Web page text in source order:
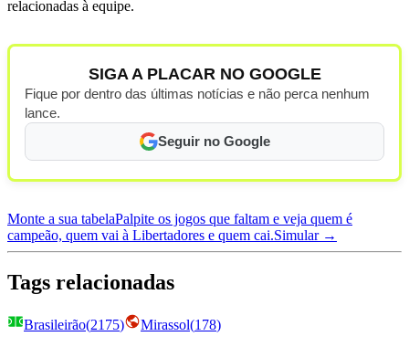
relacionadas à equipe.
SIGA A PLACAR NO GOOGLE
Fique por dentro das últimas notícias e não perca nenhum
lance.
Seguir no Google
Monte a sua tabelaPalpite os jogos que faltam e veja quem é
campeão, quem vai à Libertadores e quem cai.Simular →
Tags relacionadas
Brasileirão(2175) Mirassol(178)